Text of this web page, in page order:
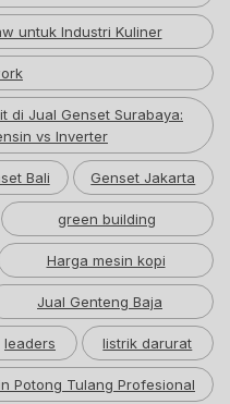
untuk Industri Kuliner
di Jual Genset Surabaya:
vs Inverter
Bali Genset Jakarta
green building
Harga mesin kopi
Jual Genteng Baja
leaders listrik darurat
Potong Tulang Profesional